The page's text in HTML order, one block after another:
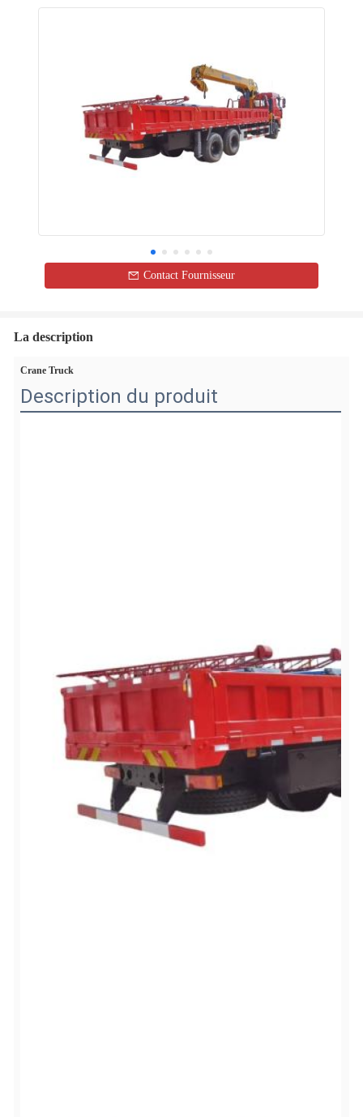
Contact Fournisseur
La description
Crane Truck
Description du produit